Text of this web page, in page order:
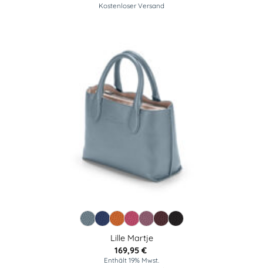
Kostenloser Versand
Lille Martje
169,95 €
Enthält 19% Mwst.